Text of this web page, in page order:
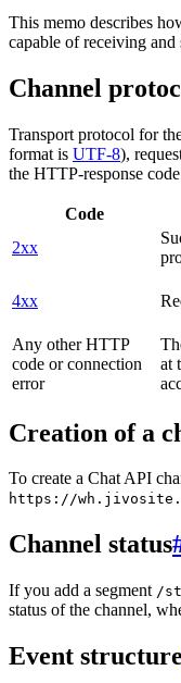
This memo describes
capable of receiving and
Channel
Transport protocol for
format is UTF-8),
the HTTP-response
Code
2xx
4xx
Any other HTTP
code or connection
error
at
Creation of a
To create a Chat API
https://
Channel status
If you add a segment /
status of the channel,
Event structure